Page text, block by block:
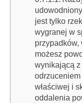
jest tylko
wygranej w
możesz
wynikającą z
właściwej i
oddalenia